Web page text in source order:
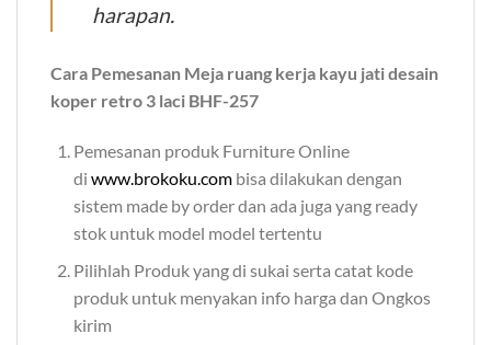
harapan.
Cara Pemesanan Meja ruang kerja kayu jati desain
koper retro 3 laci BHF-257
Pemesanan produk Furniture Online
di www.brokoku.combisa dilakukan dengan
sistem made by order dan ada juga yang ready
stok untuk model model tertentu
Pilihlah Produk yang di sukai serta catat kode
produk untuk menyakan info harga dan Ongkos
kirim